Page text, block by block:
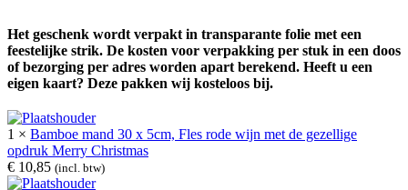
Het geschenk wordt verpakt in transparante folie met een
feestelijke strik. De kosten voor verpakking per stuk in een doos
of bezorging per adres worden apart berekend. Heeft u een
eigen kaart? Deze pakken wij kosteloos bij.
1 × Bamboe mand 30 x 5cm, Fles rode wijn met de gezellige
opdruk Merry Christmas
€ 10,85 (incl. btw)